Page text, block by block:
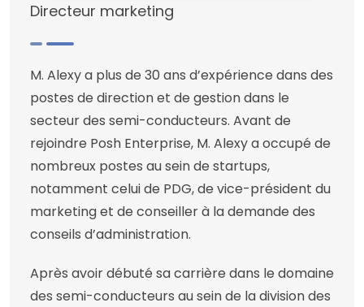
Directeur marketing
M. Alexy a plus de 30 ans d’expérience dans des
postes de direction et de gestion dans le
secteur des semi-conducteurs. Avant de
rejoindre Posh Enterprise, M. Alexy a occupé de
nombreux postes au sein de startups,
notamment celui de PDG, de vice-président du
marketing et de conseiller à la demande des
conseils d’administration.
Après avoir débuté sa carrière dans le domaine
des semi-conducteurs au sein de la division des